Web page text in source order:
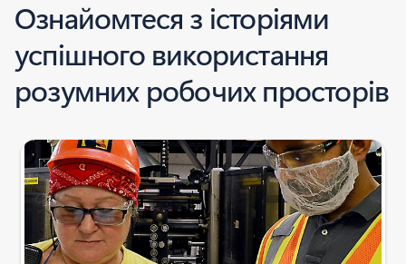
Ознайомтеся з історіями
успішного використання
розумних робочих просторів
Індикатор слайдів {0} {1}